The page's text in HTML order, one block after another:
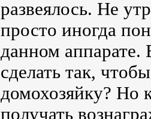
развеялось. Не
просто иногда
данном аппарате.
сделать так,
домохозяйку? Но
получать